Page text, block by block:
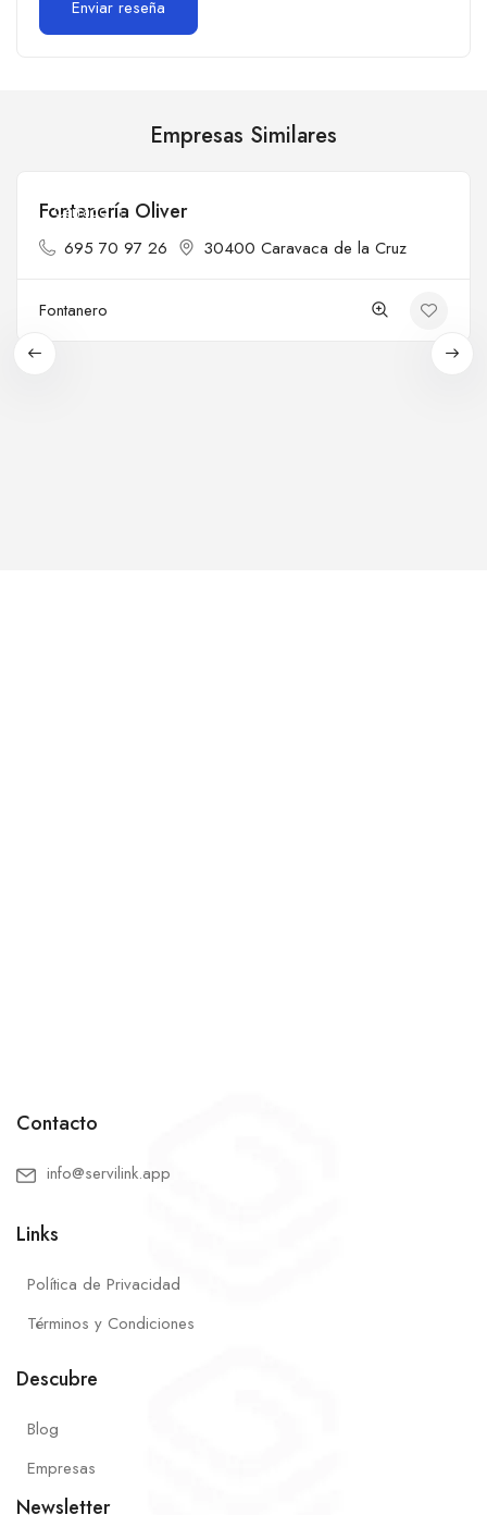
Empresas Similares
Cerrado
Fontanería Oliver
695 70 97 26 30400 Caravaca de la Cruz
Fontanero
Contacto
info@servilink.app
Links
Política de Privacidad
Términos y Condiciones
Descubre
Blog
Empresas
Newsletter